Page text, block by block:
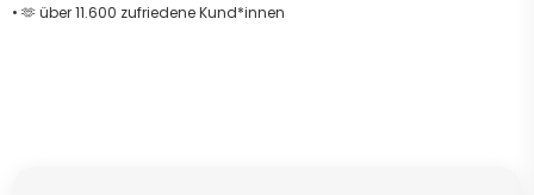
• 🫶 über 11.600 zufriedene Kund*innen